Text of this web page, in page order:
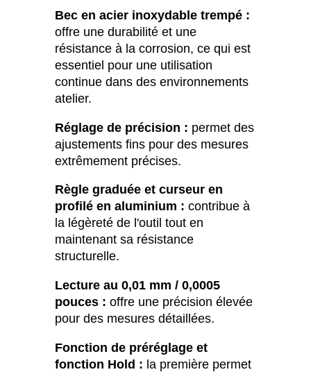
Bec en acier inoxydable trempé :
offre une durabilité et une
résistance à la corrosion, ce qui est
essentiel pour une utilisation
continue dans des environnements
atelier.
Réglage de précision : permet des
ajustements fins pour des mesures
extrêmement précises.
Règle graduée et curseur en
profilé en aluminium : contribue à
la légèreté de l'outil tout en
maintenant sa résistance
structurelle.
Lecture au 0,01 mm / 0,0005
pouces : offre une précision élevée
pour des mesures détaillées.
Fonction de préréglage et
fonction Hold : la première permet